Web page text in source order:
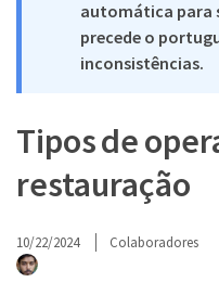
automática para
precede o
inconsistências.
Tipos de
restauração
10/22/2024 Colaboradores